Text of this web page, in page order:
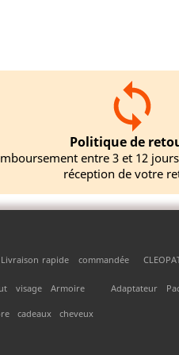
Politique de
entre 3 et 12
réception de votre
Livraison rapide commandée
visage Armoire Adaptateur
cadeaux cheveux